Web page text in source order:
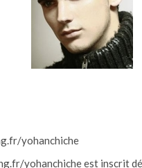
yohanchiche
yohanchiche est inscrit